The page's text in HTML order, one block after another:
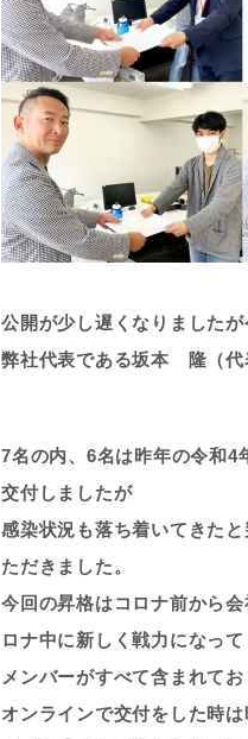
公開が少し遅くなりましたが
弊社代表である坂本 隆（代
7名の内、6名は昨年の令和4
交付しましたが
感染状況も落ち着いてきたと
ただきました。
今回の昇格はコロナ前から会
ロナ中に新しく戦力になって
メンバーがすべて含まれてお
オンラインで交付をした時